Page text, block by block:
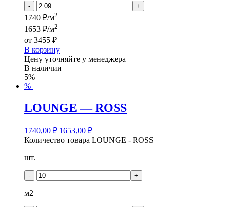
- +
1740 ₽/м2
1653 ₽/м2
от 3455 ₽
В корзину
Цену уточняйте у менеджера
В наличии
5%
%
LOUNGE — ROSS
1740,00₽ 1653,00 ₽
Количество товара LOUNGE - ROSS
шт.
- +
м2